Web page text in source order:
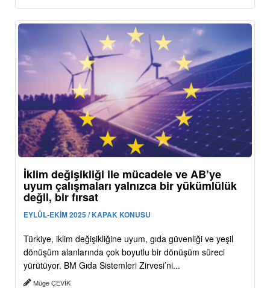
İklim değişikliği ile mücadele ve AB’ye
uyum çalışmaları yalnızca bir yükümlülük
değil, bir fırsat
EYLÜL-EKİM 2025 / KAPAK KONUSU
Türkiye, iklim değişikliğine uyum, gıda güvenliği ve yeşil
dönüşüm alanlarında çok boyutlu bir dönüşüm süreci
yürütüyor. BM Gıda Sistemleri Zirvesi’ni...
Müge ÇEVİK